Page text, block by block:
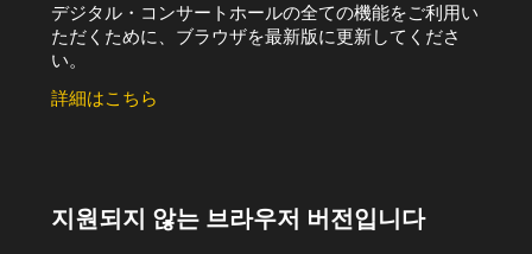
デジタル・コンサートホールの全ての機能をご利用い
ただくために、ブラウザを最新版に更新してくださ
い。
詳細はこちら
지원되지 않는 브라우저 버전입니다